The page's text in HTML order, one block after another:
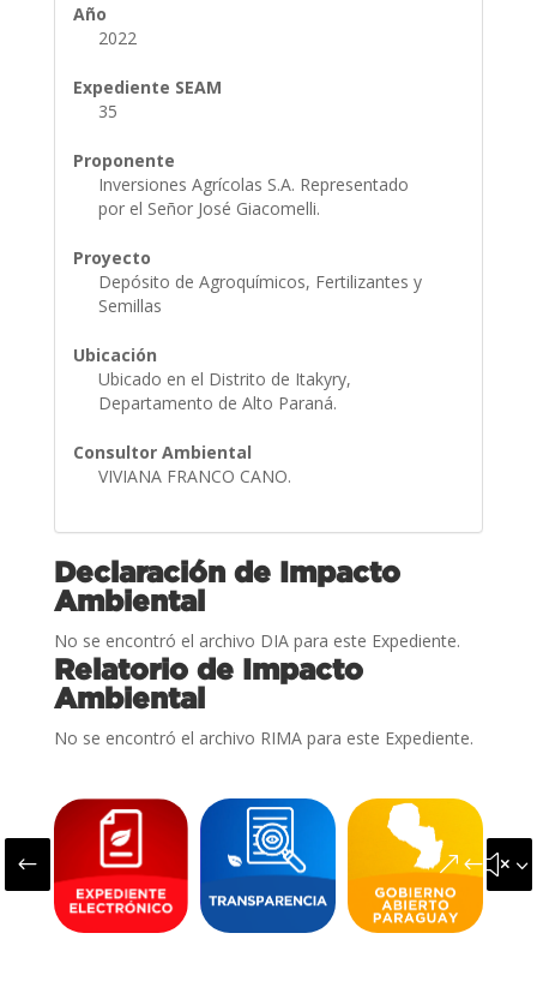
Año
2022
Expediente SEAM
35
Proponente
Inversiones Agrícolas S.A. Representado
por el Señor José Giacomelli.
Proyecto
Depósito de Agroquímicos, Fertilizantes y
Semillas
Ubicación
Ubicado en el Distrito de Itakyry,
Departamento de Alto Paraná.
Consultor Ambiental
VIVIANA FRANCO CANO.
Declaración de Impacto
Ambiental
No se encontró el archivo DIA para este Expediente.
Relatorio de Impacto
Ambiental
No se encontró el archivo RIMA para este Expediente.
#